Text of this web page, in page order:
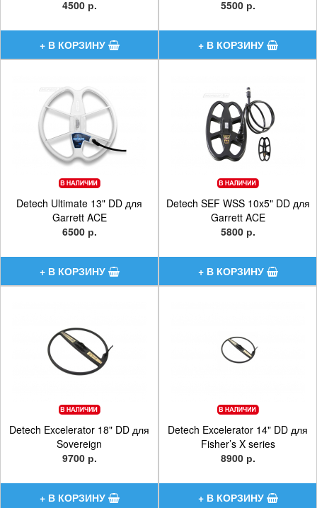
4500 р.
5500 р.
Detech Ultimate 13" DD для
Garrett ACE
6500 р.
Detech SEF WSS 10x5" DD для
Garrett ACE
5800 р.
Detech Excelerator 18" DD для
Sovereign
9700 р.
Detech Excelerator 14" DD для
Fisher’s X series
8900 р.